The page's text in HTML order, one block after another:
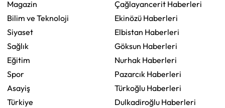
Magazin
Bilim ve Teknoloji
Siyaset
Sağlık
Eğitim
Spor
Asayiş
Türkiye
Çağlayancerit Haberleri
Ekinözü Haberleri
Elbistan Haberleri
Göksun Haberleri
Nurhak Haberleri
Pazarcık Haberleri
Türkoğlu Haberleri
Dulkadiroğlu Haberleri